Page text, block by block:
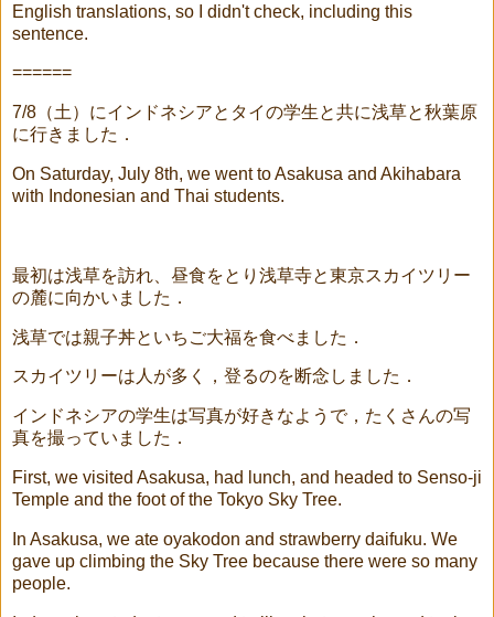
English translations, so I didn't check, including this
sentence.
======
7/8 （土）にインドネシアとタイの学生と共に浅草と秋葉原
に行きました．
On Saturday, July 8th, we went to Asakusa and Akihabara
with Indonesian and Thai students.
最初は浅草を訪れ、昼食をとり浅草寺と東京スカイツリー
の麓に向かいました．
浅草では親子丼といちご大福を食べました．
スカイツリーは人が多く，登るのを断念しました．
インドネシアの学生は写真が好きなようで，たくさんの写
真を撮っていました．
First, we visited Asakusa, had lunch, and headed to Senso-ji
Temple and the foot of the Tokyo Sky Tree.
In Asakusa, we ate oyakodon and strawberry daifuku. We
gave up climbing the Sky Tree because there were so many
people.